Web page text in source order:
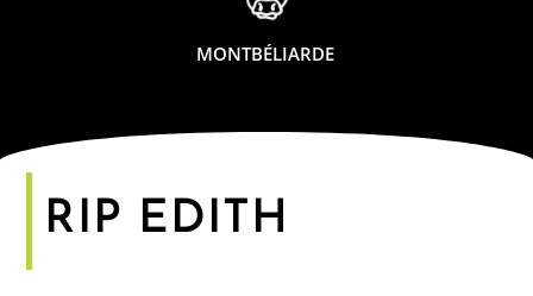
MONTBÉLIARDE
RIP EDITH